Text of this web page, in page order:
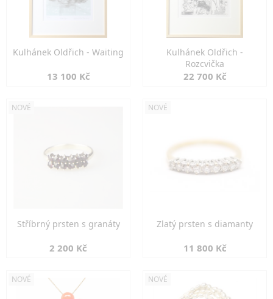
Kulhánek Oldřich - Waiting
13 100 Kč
Kulhánek Oldřich -
Rozcvička
22 700 Kč
NOVÉ
Stříbrný prsten s granáty
2 200 Kč
NOVÉ
Zlatý prsten s diamanty
11 800 Kč
NOVÉ NOVÉ